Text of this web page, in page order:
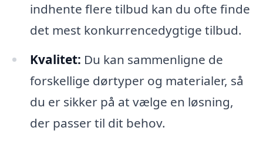
indhente flere tilbud kan du ofte finde
det mest konkurrencedygtige tilbud.
Kvalitet: Du kan sammenligne de
forskellige dørtyper og materialer, så
du er sikker på at vælge en løsning,
der passer til dit behov.